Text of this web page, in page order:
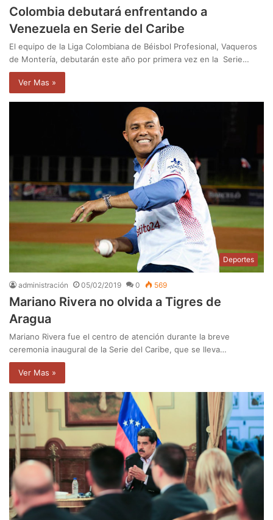
Colombia debutará enfrentando a
Venezuela en Serie del Caribe
El equipo de la Liga Colombiana de Béisbol Profesional, Vaqueros
de Montería, debutarán este año por primera vez en la Serie…
Ver Mas »
Deportes
administración 05/02/2019 0 569
Mariano Rivera no olvida a Tigres de
Aragua
Mariano Rivera fue el centro de atención durante la breve
ceremonia inaugural de la Serie del Caribe, que se lleva…
Ver Mas »